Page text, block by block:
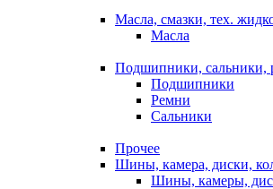
Масла, смазки, тех.
Масла
Подшипники, сальники,
Подшипники
Ремни
Сальники
Прочее
Шины, камера, диски,
Шины, камеры,